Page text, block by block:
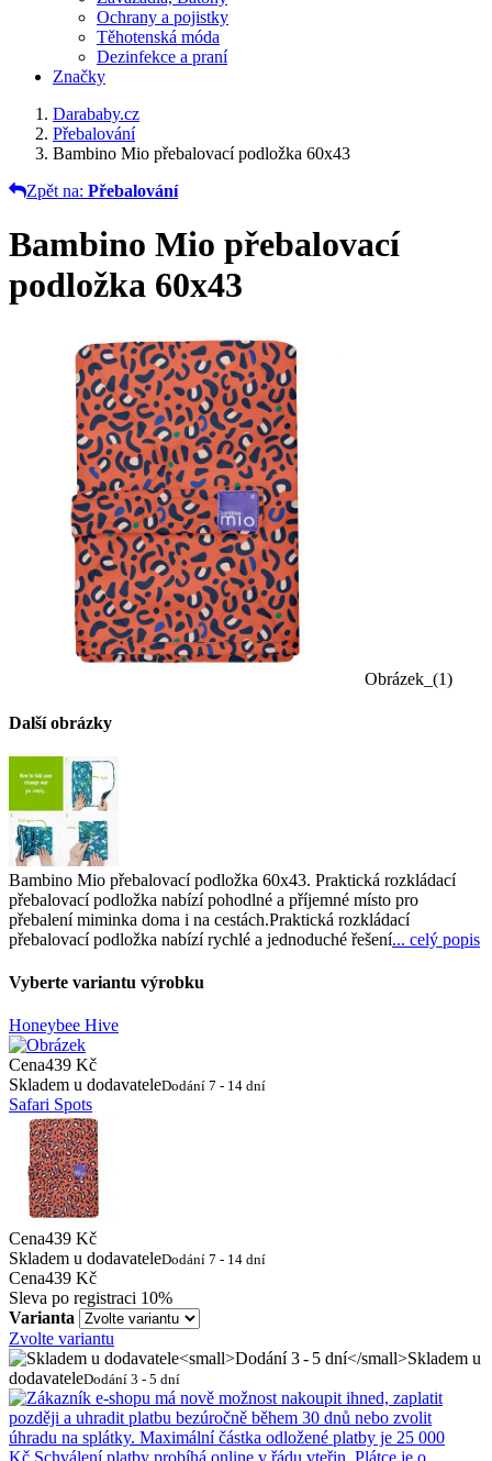
Ochrany a pojistky
Těhotenská móda
Dezinfekce a praní
Značky
Darababy.cz
Přebalování
Bambino Mio přebalovací podložka 60x43
Zpět na: Přebalování
Bambino Mio přebalovací
podložka 60x43
Obrázek_(1)
Další obrázky
Bambino Mio přebalovací podložka 60x43. Praktická rozkládací
přebalovací podložka nabízí pohodlné a příjemné místo pro
přebalení miminka doma i na cestách.Praktická rozkládací
přebalovací podložka nabízí rychlé a jednoduché řešení... celý popis
Vyberte variantu výrobku
Honeybee Hive
Cena439 Kč
Skladem u dodavateleDodání 7 - 14 dní
Safari Spots
Cena439 Kč
Skladem u dodavateleDodání 7 - 14 dní
Cena439 Kč
Sleva po registraci 10%
Varianta
Zvolte variantu
Skladem u
dodavateleDodání 3 - 5 dní